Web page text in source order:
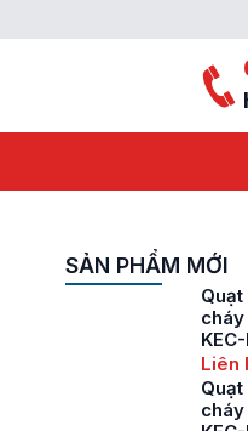
SẢN PHẨM MỚI
cháy
Liên
cháy